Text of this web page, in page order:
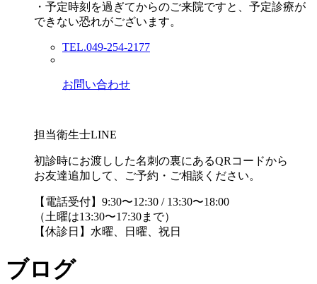
・予定時刻を過ぎてからのご来院ですと、予定診療が
できない恐れがございます。
TEL.049-254-2177
お問い合わせ
担当衛生士LINE
初診時にお渡しした名刺の裏にあるQRコードから
お友達追加して、ご予約・ご相談ください。
【電話受付】9:30〜12:30 / 13:30〜18:00
（土曜は13:30〜17:30まで）
【休診日】水曜、日曜、祝日
ブログ